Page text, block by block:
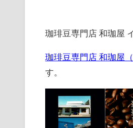
珈琲豆専門店 和珈屋
珈琲豆専門店 和珈屋（
す。